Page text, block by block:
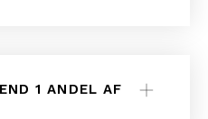
1 ANDEL AF